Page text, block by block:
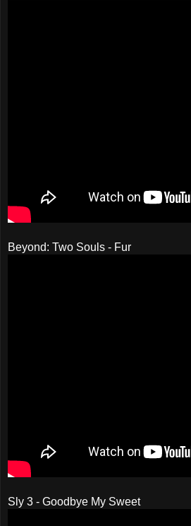
Beyond: Two Souls - Fur
Sly 3 - Goodbye My Sweet